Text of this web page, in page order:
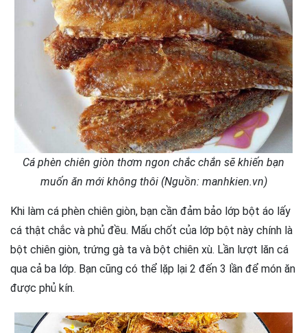
Cá phèn chiên giòn thơm ngon chắc chắn sẽ khiến bạn
muốn ăn mới không thôi (Nguồn: manhkien.vn)
Khi làm cá phèn chiên giòn, bạn cần đảm bảo lớp bột áo lấy
cá thật chắc và phủ đều. Mấu chốt của lớp bột này chính là
bột chiên giòn, trứng gà ta và bột chiên xù. Lần lượt lăn cá
qua cả ba lớp. Bạn cũng có thể lặp lại 2 đến 3 lần để món ăn
được phủ kín.